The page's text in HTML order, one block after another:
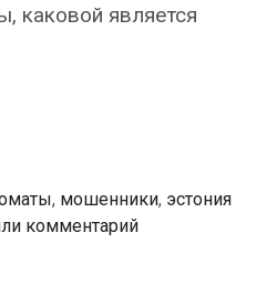
каковой является
, мошенники, эстония
комментарий